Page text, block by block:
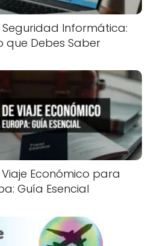
Informática:
que Debes Saber
Económico para
Guía Esencial